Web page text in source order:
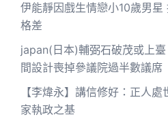
伊能靜因戲生情戀小10歲男
格差
japan(日本)輔弼石破茂或上
間設計喪掉參議院過半數議席
【李煒永】講信修好：正人
家執政之基